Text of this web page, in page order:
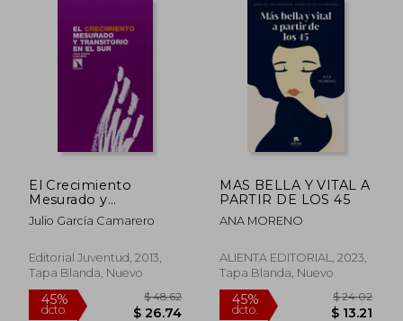
El Crecimiento
Mesurado y
Transitorio en el sur
Julio García Camarero
Editorial Juventud, 2013,
Tapa Blanda, Nuevo
MAS BELLA Y VITAL A
PARTIR DE LOS 45
ANA MORENO
ALIENTA EDITORIAL, 2023,
Tapa Blanda, Nuevo